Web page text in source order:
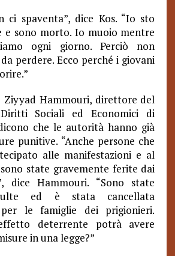
ci spaventa”, dice Kos. “Io sto
e sono morto. Io muoio mentre
ogni giorno. Perciò non
perdere. Ecco perché i giovani
Ziyyad Hammouri, direttore del
Sociali ed Economici di
che le autorità hanno già
punitive. “Anche persone che
alle manifestazioni e al
state gravemente ferite dai
dice Hammouri. “Sono state
ed è stata cancellata
per le famiglie dei prigionieri.
deterrente potrà avere
in una legge?”